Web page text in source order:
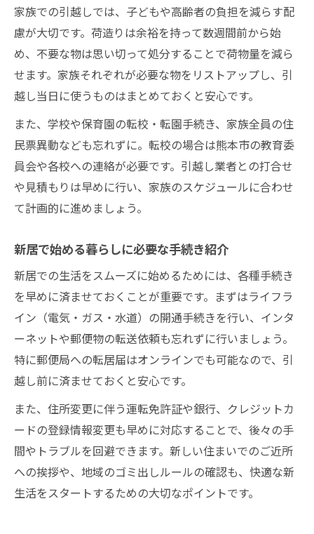
家族での引越しでは、子どもや高齢者の負担を減らす配
慮が大切です。荷造りは余裕を持って数週間前から始
め、不要な物は思い切って処分することで荷物量を減ら
せます。家族それぞれが必要な物をリストアップし、引
越し当日に使うものはまとめておくと安心です。
また、学校や保育園の転校・転園手続き、家族全員の住
民票異動なども忘れずに。転校の場合は熊本市の教育委
員会や各校への連絡が必要です。引越し業者との打合せ
や見積もりは早めに行い、家族のスケジュールに合わせ
て計画的に進めましょう。
新居で始める暮らしに必要な手続き紹介
新居での生活をスムーズに始めるためには、各種手続き
を早めに済ませておくことが重要です。まずはライフラ
イン（電気・ガス・水道）の開通手続きを行い、インタ
ーネットや郵便物の転送依頼も忘れずに行いましょう。
特に郵便局への転居届はオンラインでも可能なので、引
越し前に済ませておくと安心です。
また、住所変更に伴う運転免許証や銀行、クレジットカ
ードの登録情報変更も早めに対応することで、後々の手
間やトラブルを回避できます。新しい住まいでのご近所
への挨拶や、地域のゴミ出しルールの確認も、快適な新
生活をスタートするための大切なポイントです。